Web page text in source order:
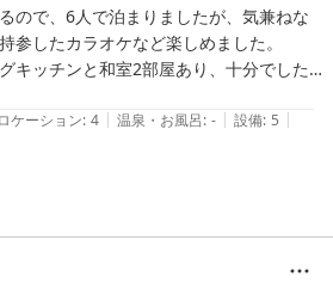
ので、6人で泊まりましたが、気兼ねな
参したカラオケなど楽しめました。
キッチンと和室2部屋あり、十分でした。
コンロ、鍋、食器等も充実しているように
程度離れているので、わかりにくいで
ロケーション: 4 | 温泉・お風呂: - | 設備: 5 |